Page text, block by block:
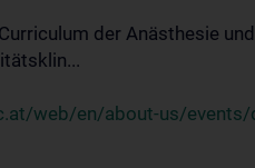
der Anästhesie
web/en/about-us/